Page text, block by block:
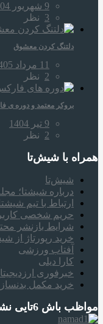
9 شهریور 1404
3 نظر
دلتنگ کردن معشوق
11 مرداد 1405
2 نظر
بروکر معتمد و دوره‌ ی
9 تیر 1404
2 نظر
همراه‌ با شیش‌تا
شیش‌تا
درباره شیشتا؛
ارتباط با تیم شیشتا
حریم شخصی
شرایط بازنشر
خرید رپورتاژ از
آفتاب ورزشی
کارا دیلی
خبرفوری
خرید مکمل
مواظب باش 6تایی نشی!